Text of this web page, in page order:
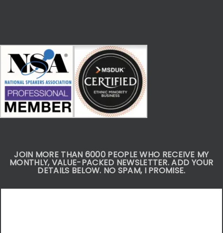
JOIN MORE THAN 6000 PEOPLE WHO RECEIVE MY
MONTHLY, VALUE-PACKED NEWSLETTER. ADD YOUR
DETAILS BELOW. NO SPAM, I PROMISE.